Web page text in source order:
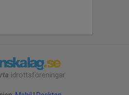
idrottsföreningar